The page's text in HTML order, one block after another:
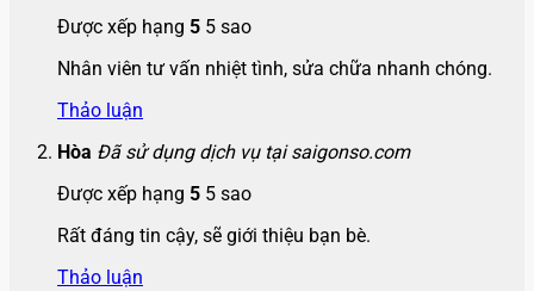
Được xếp hạng 5 5 sao
Nhân viên tư vấn nhiệt tình, sửa chữa nhanh chóng.
Thảo luận
Hòa Đã sử dụng dịch vụ tại saigonso.com
Được xếp hạng 5 5 sao
Rất đáng tin cậy, sẽ giới thiệu bạn bè.
Thảo luận